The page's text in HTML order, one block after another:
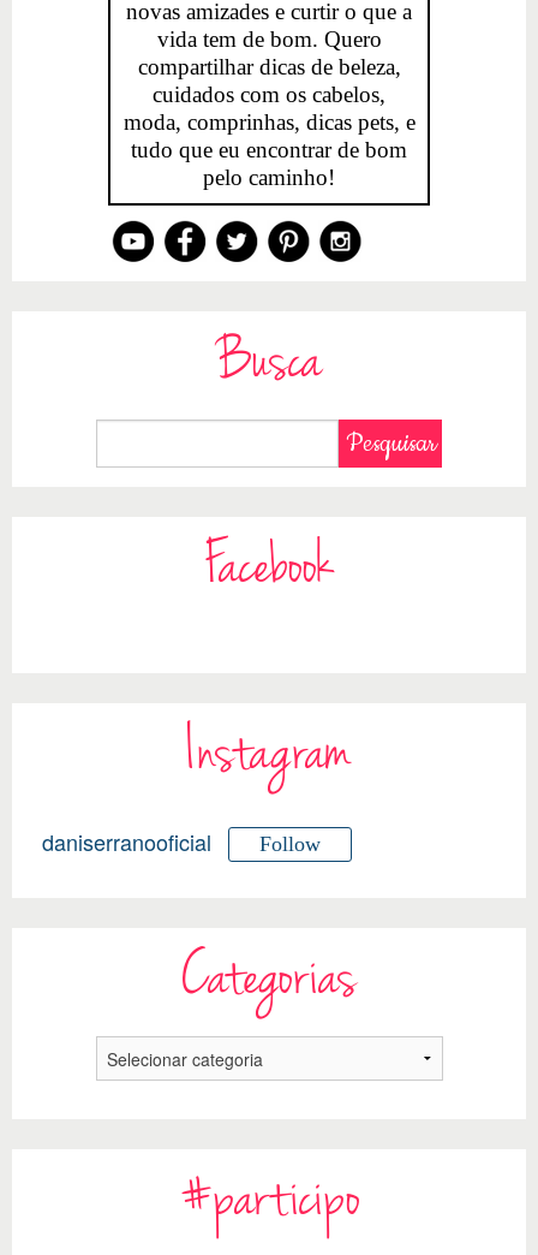
novas amizades e curtir o que a
vida tem de bom. Quero
compartilhar dicas de beleza,
cuidados com os cabelos,
moda, comprinhas, dicas pets, e
tudo que eu encontrar de bom
pelo caminho!
Busca
Facebook
Instagram
daniserranooficial Follow
Categorias
#participo